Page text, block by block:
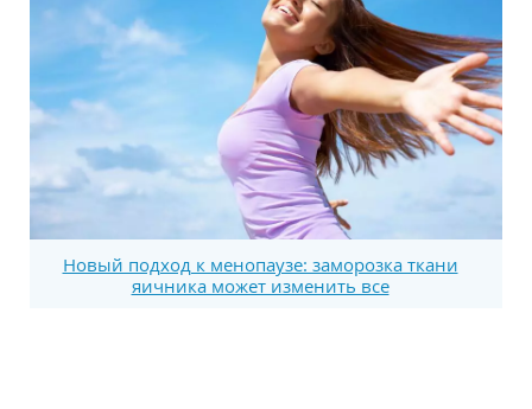
Новый подход к менопаузе: заморозка ткани
яичника может изменить все